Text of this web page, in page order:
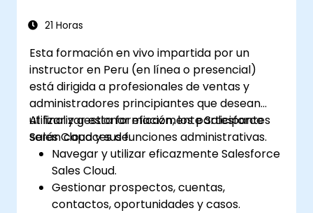
Diseñar un sistema de inventario
las mejores prácticas.
21 Horas
Esta formación en vivo impartida por un
instructor en Peru (en línea o presencial)
está dirigida a profesionales de ventas y
administradores principiantes que desean
utilizar y gestionar eficazmente Salesforce
Sales Cloud y sus funciones administrativas.
Al finalizar esta formación, los participantes
serán capaces de:
Navegar y utilizar eficazmente Salesforce
Sales Cloud.
Gestionar prospectos, cuentas,
contactos, oportunidades y casos.